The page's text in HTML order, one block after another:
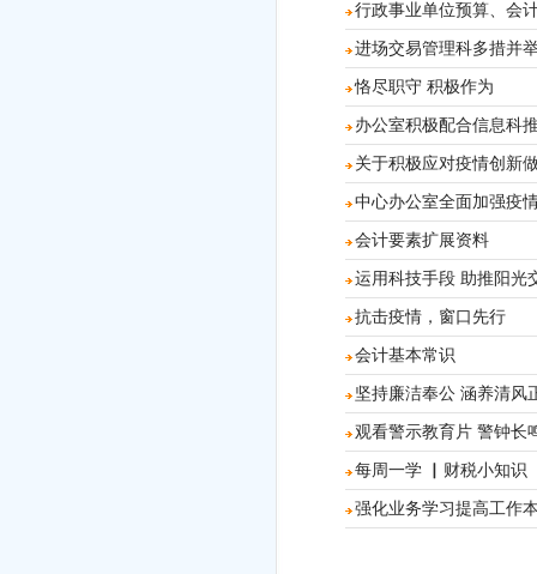
行政事业单位预算、会
进场交易管理科多措并
恪尽职守 积极作为
办公室积极配合信息科
关于积极应对疫情创新
中心办公室全面加强疫
会计要素扩展资料
运用科技手段 助推阳光
抗击疫情，窗口先行
会计基本常识
坚持廉洁奉公 涵养清风
观看警示教育片 警钟长
每周一学 ▏财税小知识
强化业务学习提高工作